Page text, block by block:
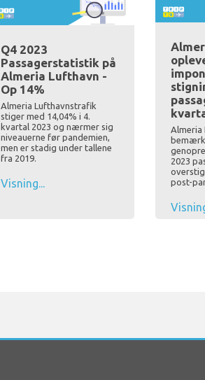
Q4 2023
Passagerstatistik på
Almeria Lufthavn -
Op 14%
Almeria Lufthavnstrafik
stiger med 14,04% i 4.
kvartal 2023 og nærmer sig
niveauerne før pandemien,
men er stadig under tallene
fra 2019.
Visning...
Almeria
2023
post-